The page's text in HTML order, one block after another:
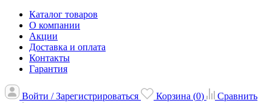
Каталог товаров
О компании
Акции
Доставка и оплата
Контакты
Гарантия
Войти / Зарегистрироваться Корзина (0)
Сравнить